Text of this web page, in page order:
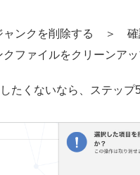
ャンクを削除する ＞
ファイルをクリーンア
たくないなら、ステッ